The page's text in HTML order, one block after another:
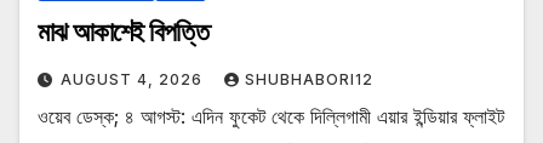
মাঝ আকাশেই বিপত্তি
AUGUST 4, 2026 SHUBHABORI12
ওয়েব ডেস্ক; ৪ আগস্ট: এদিন ফুকেট থেকে দিল্লিগামী এয়ার ইন্ডিয়ার ফ্লাইট